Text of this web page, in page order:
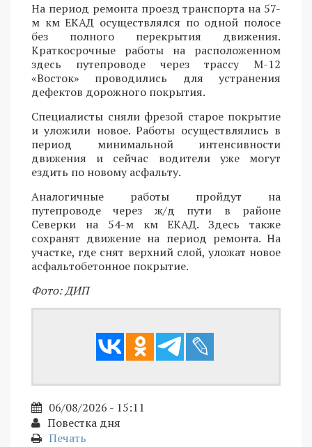
На период ремонта проезд транспорта на 57-
м км ЕКАД осуществлялся по одной полосе
без полного перекрытия движения.
Краткосрочные работы на расположенном
здесь путепроводе через трассу М-12
«Восток» проводились для устранения
дефектов дорожного покрытия.
Специалисты сняли фрезой старое покрытие
и уложили новое. Работы осуществлялись в
период минимальной интенсивности
движения и сейчас водители уже могут
ездить по новому асфальту.
Аналогичные работы пройдут на
путепроводе через ж/д пути в районе
Северки на 54-м км ЕКАД. Здесь также
сохранят движение на период ремонта. На
участке, где снят верхний слой, уложат новое
асфальтобетонное покрытие.
Фото: ДИП
06/08/2026 - 15:11
Повестка дня
Печать